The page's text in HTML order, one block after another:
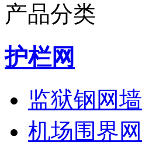
产品分类
护栏网
监狱钢网墙
机场围界网